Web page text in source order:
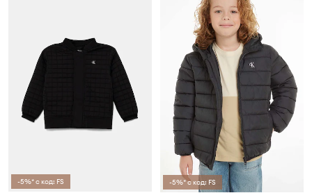
-5%* с код: FS -5%* с код: FS